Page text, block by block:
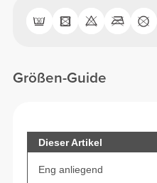
Größen-Guide
Dieser Artikel
Eng anliegend